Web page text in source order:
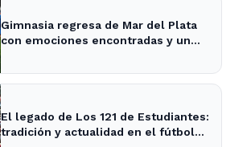
Gimnasia regresa de Mar del Plata
con emociones encontradas y un
El legado de Los 121 de Estudiantes:
tradición y actualidad en el fútbol